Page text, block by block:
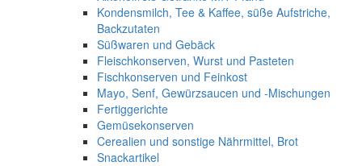
Kondensmilch, Tee & Kaffee, süße Aufstriche,
Backzutaten
Süßwaren und Gebäck
Fleischkonserven, Wurst und Pasteten
Fischkonserven und Feinkost
Mayo, Senf, Gewürzsaucen und -Mischungen
Fertiggerichte
Gemüsekonserven
Cerealien und sonstige Nährmittel, Brot
Snackartikel